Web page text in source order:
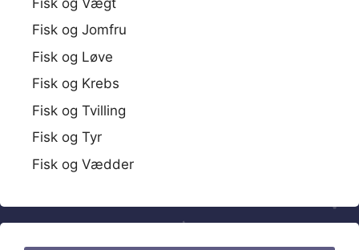
Fisk og Jomfru
Fisk og Løve
Fisk og Krebs
Fisk og Tvilling
Fisk og Tyr
Fisk og Vædder